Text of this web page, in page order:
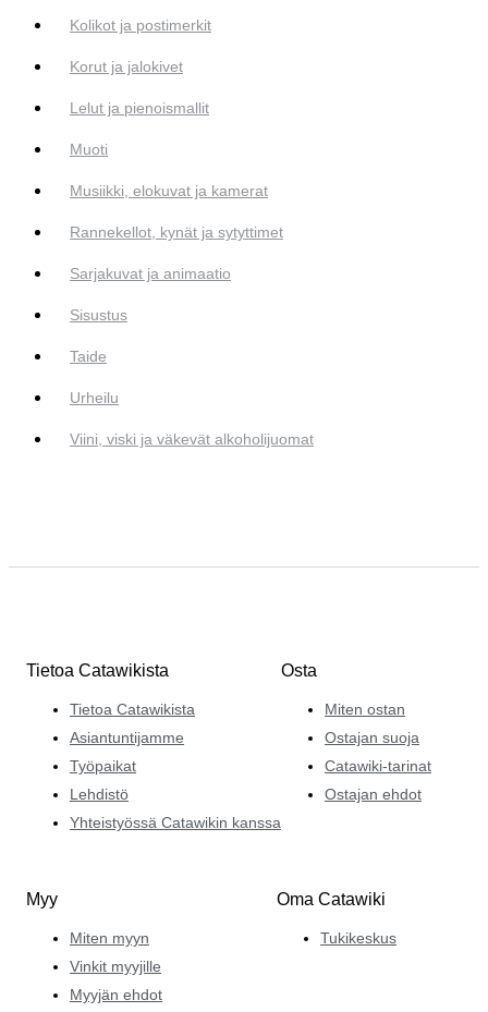
Kolikot ja postimerkit
Korut ja jalokivet
Lelut ja pienoismallit
Muoti
Musiikki, elokuvat ja kamerat
Rannekellot, kynät ja sytyttimet
Sarjakuvat ja animaatio
Sisustus
Taide
Urheilu
Viini, viski ja väkevät alkoholijuomat
Tietoa Catawikista
Tietoa Catawikista
Asiantuntijamme
Työpaikat
Lehdistö
Yhteistyössä Catawikin kanssa
Osta
Miten ostan
Ostajan suoja
Catawiki-tarinat
Ostajan ehdot
Myy
Miten myyn
Vinkit myyjille
Myyjän ehdot
Oma Catawiki
Tukikeskus